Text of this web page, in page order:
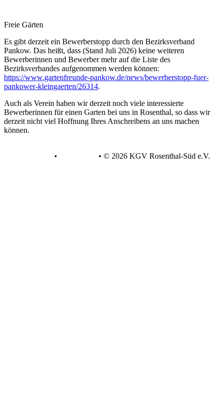
Freie Gärten
Es gibt derzeit ein Bewerberstopp durch den Bezirksverband
Pankow. Das heißt, dass (Stand Juli 2026) keine weiteren
Bewerberinnen und Bewerber mehr auf die Liste des
Bezirksverbandes aufgenommen werden können:
https://www.gartenfreunde-pankow.de/news/bewerberstopp-fuer-
pankower-kleingaerten/26314.
Auch als Verein haben wir derzeit noch viele interessierte
Bewerberinnen für einen Garten bei uns in Rosenthal, so dass wir
derzeit nicht viel Hoffnung Ihres Anschreibens an uns machen
können.
• • © 2026 KGV Rosenthal-Süd e.V.